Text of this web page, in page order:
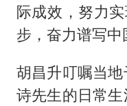
际成效，努力
步，奋力谱写中
胡昌升叮嘱当
诗先生的日常